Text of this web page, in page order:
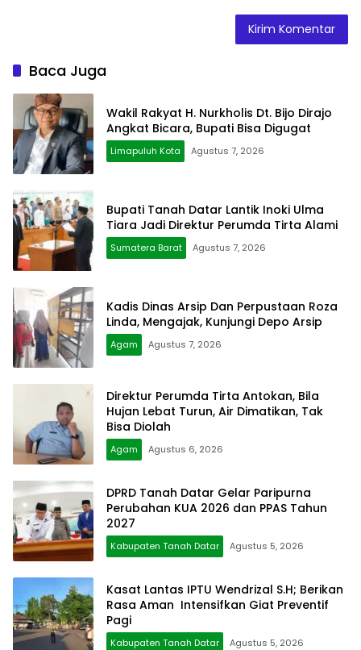
Baca Juga
Wakil Rakyat H. Nurkholis Dt. Bijo Dirajo
Angkat Bicara, Bupati Bisa Digugat
Limapuluh Kota Agustus 7, 2026
Bupati Tanah Datar Lantik Inoki Ulma
Tiara Jadi Direktur Perumda Tirta Alami
Sumatera Barat Agustus 7, 2026
Kadis Dinas Arsip Dan Perpustaan Roza
Linda, Mengajak, Kunjungi Depo Arsip
Agam Agustus 7, 2026
Direktur Perumda Tirta Antokan, Bila
Hujan Lebat Turun, Air Dimatikan, Tak
Bisa Diolah
Agam Agustus 6, 2026
DPRD Tanah Datar Gelar Paripurna
Perubahan KUA 2026 dan PPAS Tahun
2027
Kabupaten Tanah Datar Agustus 5, 2026
Kasat Lantas IPTU Wendrizal S.H; Berikan
Rasa Aman Intensifkan Giat Preventif
Pagi
Kabupaten Tanah Datar Agustus 5, 2026